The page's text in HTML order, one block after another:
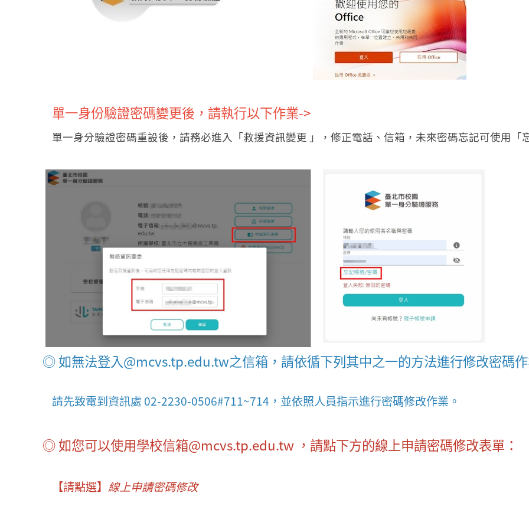
單一身份驗證密碼變更後，請執行以下作業->
單一身分驗證密碼重設後，請務必進入 「救援資訊變更 」 ，修正電話、信箱，未來密碼忘記可使用
◎ 如無法登入@mcvs.tp.edu.tw之信箱，請依循下列其中之一的方法進行修改密碼作
請先致電到資訊處 02-2230-0506#711~714，並依照人員指示進行密碼修改作業。
◎ 如您可以使用學校信箱@mcvs.tp.edu.tw ，請點下方的線上申請密碼修改表單：
【請點選】 線上申請密碼修改